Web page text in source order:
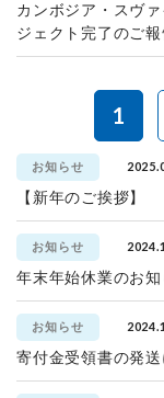
カンボジア・スヴ
ジェクト完了のご報
1
お知らせ
【新年のご挨拶】
お知らせ
年末年始休業のお
お知らせ
寄付金受領書の発